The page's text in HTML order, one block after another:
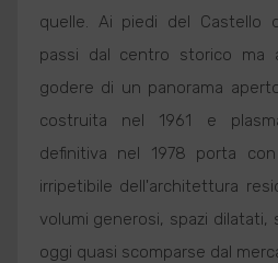
quelle. Ai piedi del Castello
passi dal centro storico ma
godere di un panorama
costruita nel 1961 e
definitiva nel 1978 porta
irripetibile dell'architettura
volumi generosi, spazi dilatati,
oggi quasi scomparse dal